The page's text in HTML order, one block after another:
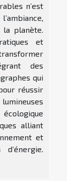
n’est
planète.
et
des
qui
réussir
alliant
et